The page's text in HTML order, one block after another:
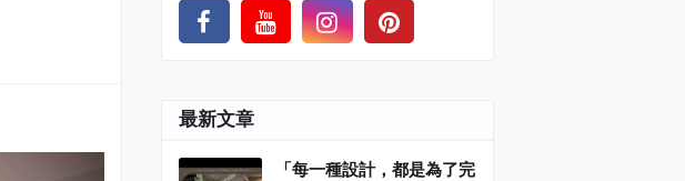
最新文章
「每一種設計，都是為了完